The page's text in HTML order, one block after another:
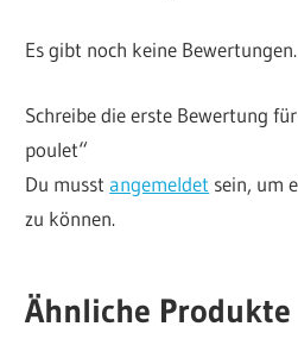
Es gibt noch keine Bewertungen.
Schreibe die erste Bewertung
poulet“
Du musstangemeldet sein, um
zu können.
Ähnliche Produkte